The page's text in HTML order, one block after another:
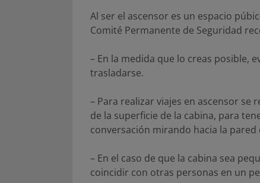
Al ser el ascensor es un espacio
Comité Permanente de Seguridad
– En la medida que lo creas posible,
trasladarse.
– Para realizar viajes en ascensor se
de la superficie de la cabina, para
conversación mirando hacia la pared
– En el caso de que la cabina sea
coincidir con otras personas en un